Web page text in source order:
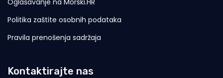
Oglašavanje na Morski.HR
Politika zaštite osobnih podataka
Pravila prenošenja sadržaja
Kontaktirajte nas